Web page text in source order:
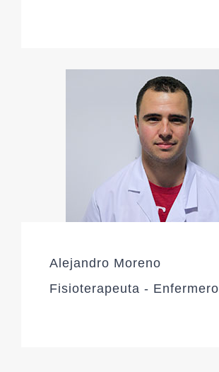
Alejandro Moreno
Fisioterapeuta - Enfermero